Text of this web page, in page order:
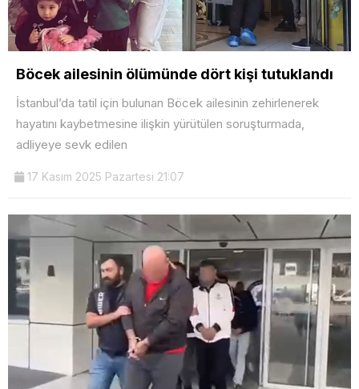
Böcek ailesinin ölümünde dört kişi tutuklandı
İstanbul’da tatil için bulunan Böcek ailesinin zehirlenerek
hayatını kaybetmesine ilişkin yürütülen soruşturmada,
adliyeye sevk edilen
17 Kasım 2025 Pazartesi 21:07